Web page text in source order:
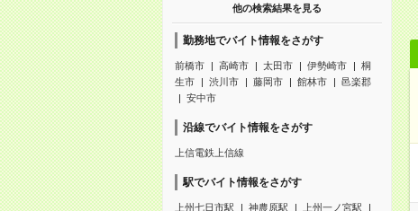
他の検索結果を見る
勤務地でバイト情報をさがす
前橋市 高崎市 太田市 伊勢崎市
桐
生市
渋川市 藤岡市 館林市
邑楽郡
安中市
沿線でバイト情報をさがす
上信電鉄上信線
駅でバイト情報をさがす
上州七日市駅 神農原駅
上州一ノ宮駅